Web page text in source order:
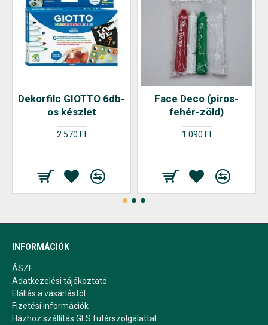
Dekorfilc GIOTTO 6db-
os készlet
2.570 Ft
Face Deco (piros-
fehér-zöld)
1.090 Ft
INFORMÁCIÓK
ÁSZF
Adatkezelési tájékoztató
Elállás a vásárlástól
Fizetési információk
Házhoz szállítás GLS futárszolgálattal